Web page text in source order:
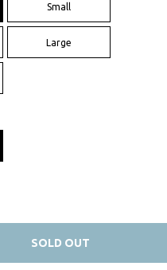
Small
Large
SOLD OUT